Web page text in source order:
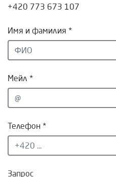
+420 773 673 107
Имя и фамилия *
Мейл *
Телефон *
Запрос